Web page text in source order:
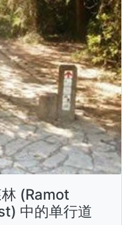
(Ramot
中的单行道